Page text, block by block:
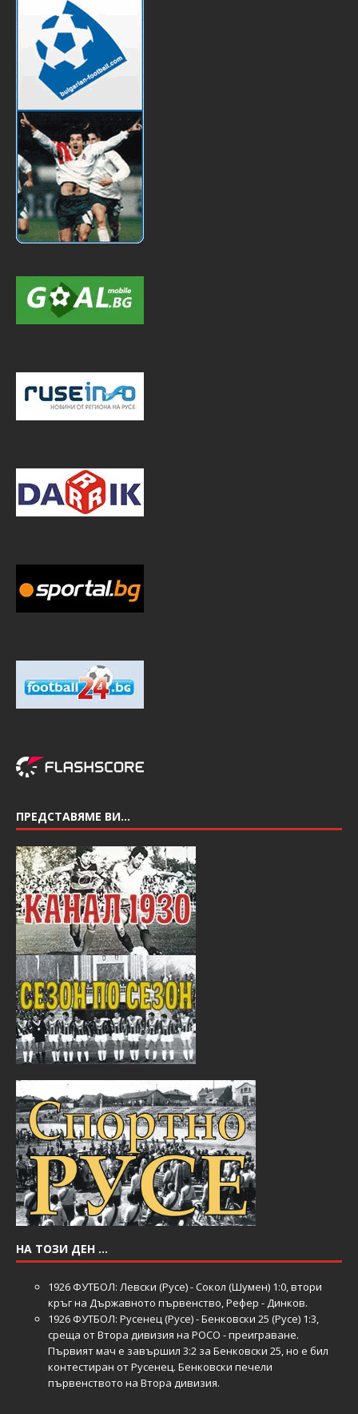
ПРЕДСТАВЯМЕ ВИ…
НА ТОЗИ ДЕН …
1926 ФУТБОЛ: Левски (Русе) - Сокол (Шумен) 1:0, втори
кръг на Държавното първенство, Рефер - Динков.
1926 ФУТБОЛ: Русенец (Русе) - Бенковски 25 (Русе) 1:3,
среща от Втора дивизия на РОСО - преиграване.
Първият мач е завършил 3:2 за Бенковски 25, но е бил
контестиран от Русенец. Бенковски печели
първенството на Втора дивизия.